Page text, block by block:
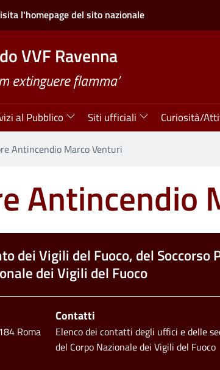
l'homepage del sito nazionale
VVF Ravenna
extinguere flamma’
al Pubblico Siti ufficiali Curiosità/
Antincendio Marco Venturi
Antincendio
dei Vigili del Fuoco, del Soccorso
dei Vigili del Fuoco
Roma
Contatti
Elenco dei contatti degli uffici e delle
del Corpo Nazionale dei Vigili del Fuoco